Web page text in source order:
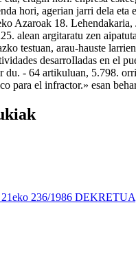
hori, agerian jarri dela
Azaroak 18.
alean argitaratu zen
testuan, arau-hauste
desarroIladas en el
du. - 64 artikuluan, 5.798.
para el infractor.» esan
236/1986